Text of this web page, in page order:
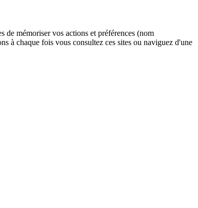
de mémoriser vos actions et préférences (nom
à chaque fois vous consultez ces sites ou naviguez d'une